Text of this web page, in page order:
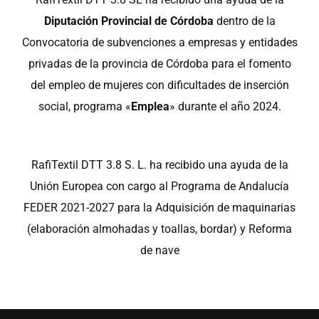
Diputación Provincial de Córdoba dentro de la
Convocatoria de subvenciones a empresas y entidades
privadas de la provincia de Córdoba para el fomento
del empleo de mujeres con dificultades de inserción
social, programa « Emplea» durante el año 2024.
RafiTextil DTT 3.8 S. L. ha recibido una ayuda de la
Unión Europea con cargo al Programa de Andalucía
FEDER 2021-2027 para la Adquisición de maquinarias
(elaboración almohadas y toallas, bordar) y Reforma
de nave